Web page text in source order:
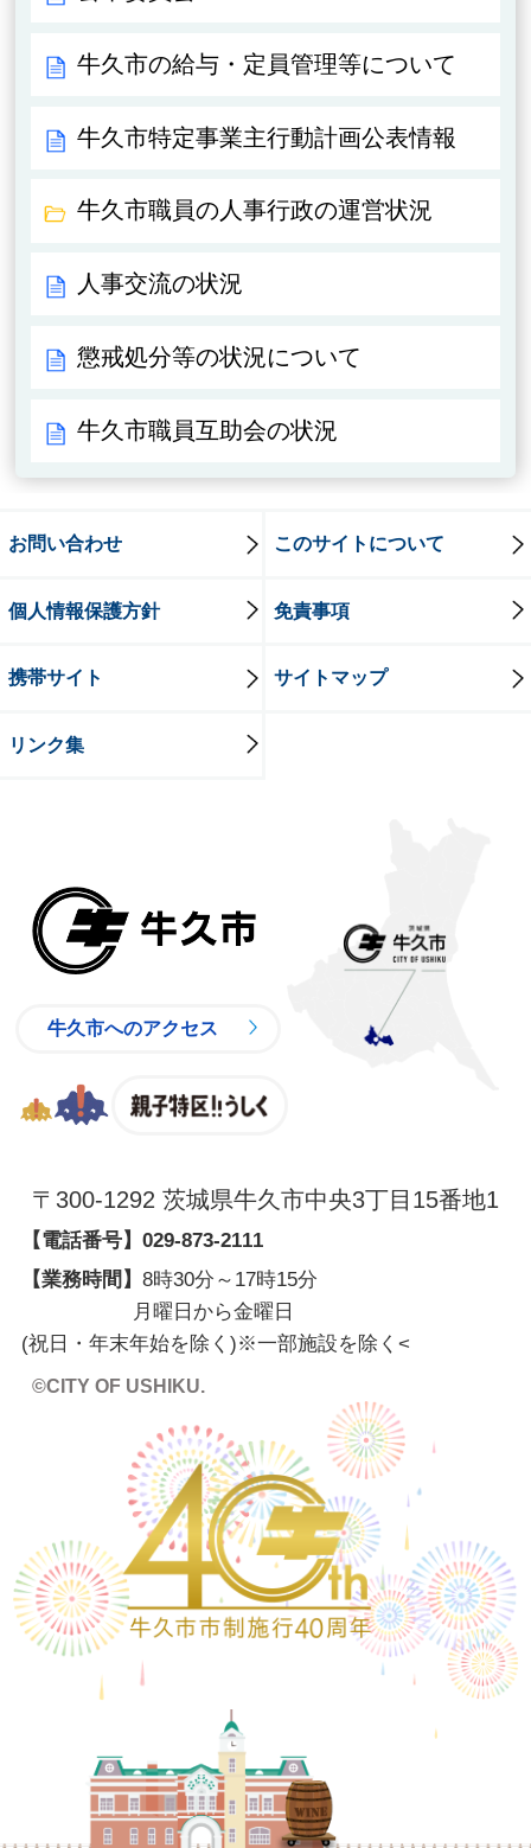
牛久市の給与・定員管理等について
牛久市特定事業主行動計画公表情報
牛久市職員の人事行政の運営状況
人事交流の状況
懲戒処分等の状況について
牛久市職員互助会の状況
お問い合わせ このサイトについて
個人情報保護方針 免責事項
携帯サイト サイトマップ
リンク集
牛久市へのアクセス
〒300-1292 茨城県牛久市中央3丁目15番地1
【電話番号】 029-873-2111
【業務時間】 8時30分～17時15分
月曜日から金曜日
(祝日・年末年始を除く)※一部施設を除く <
©CITY OF USHIKU.